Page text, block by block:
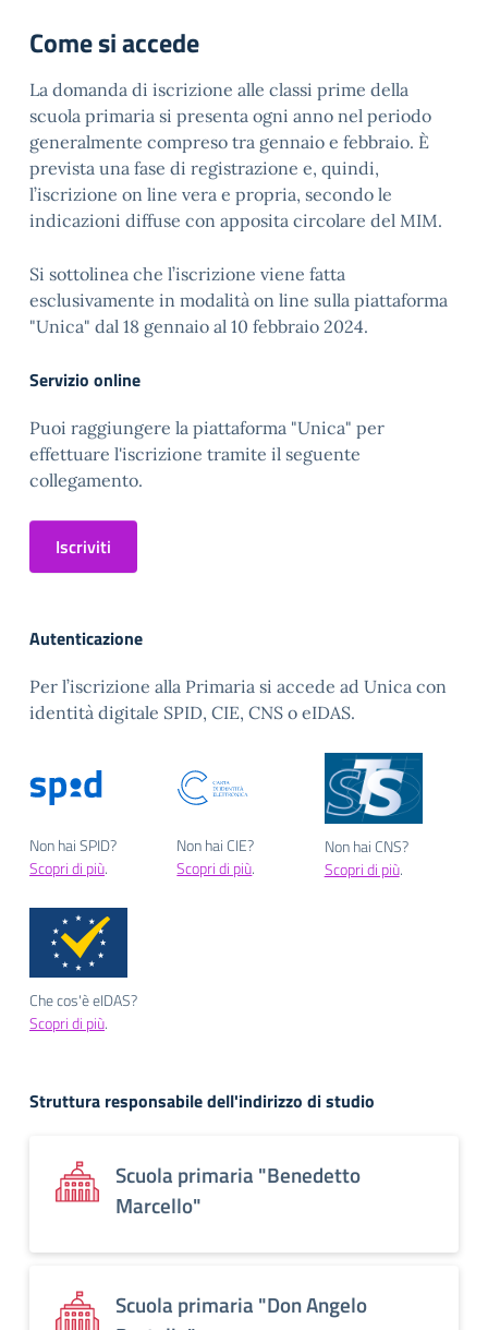
Come si accede
La domanda di iscrizione alle classi prime della
scuola primaria si presenta ogni anno nel periodo
generalmente compreso tra gennaio e febbraio. È
prevista una fase di registrazione e, quindi,
l’iscrizione on line vera e propria, secondo le
indicazioni diffuse con apposita circolare del MIM.
Si sottolinea che l’iscrizione viene fatta
esclusivamente in modalità on line sulla piattaforma
"Unica" dal 18 gennaio al 10 febbraio 2024.
Servizio online
Puoi raggiungere la piattaforma "Unica" per
effettuare l'iscrizione tramite il seguente
collegamento.
Iscriviti
Autenticazione
Per l’iscrizione alla Primaria si accede ad Unica con
identità digitale SPID, CIE, CNS o eIDAS.
Non hai SPID?
Scopri di più.
Non hai CIE?
Scopri di più.
Non hai CNS?
Scopri di più.
Che cos'è eIDAS?
Scopri di più.
Struttura responsabile dell'indirizzo di studio
Scuola primaria "Benedetto
Marcello"
Scuola primaria "Don Angelo